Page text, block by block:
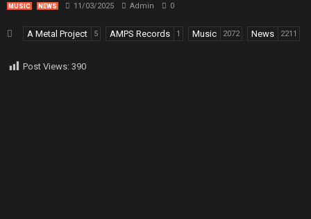
MUSIC NEWS 11/03/2025 Admin 0
A Metal Project 5 AMPS Records 1 Music 2072 News 2211
Post Views: 390